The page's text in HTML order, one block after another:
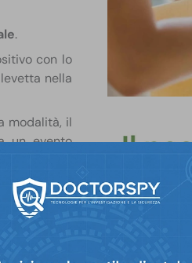
.
con lo
nella
modalità, il
un evento
si
tutte le